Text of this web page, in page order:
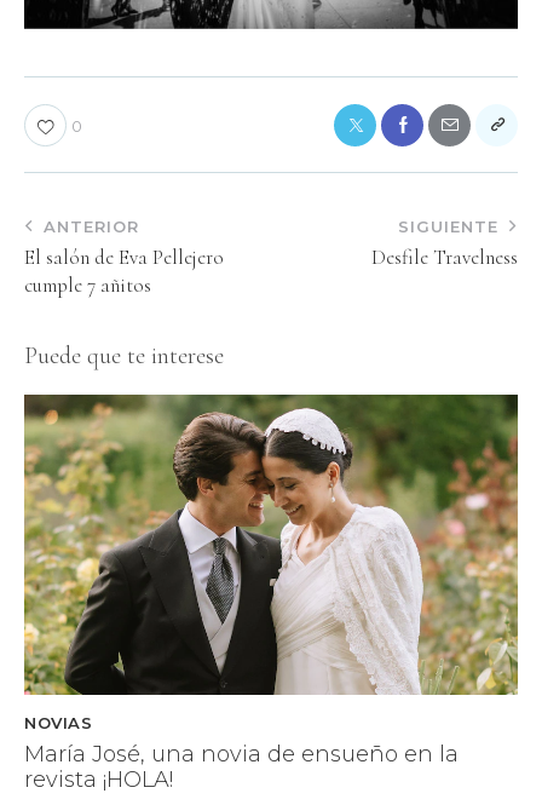
0
ANTERIOR
El salón de Eva Pellejero
cumple 7 añitos
SIGUIENTE
Desfile Travelness
Puede que te interese
NOVIAS
María José, una novia de ensueño en la
revista ¡HOLA!